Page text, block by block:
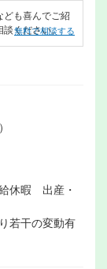
ども喜んでご紹
談ください。
無料で相談する
休暇 出産・
若干の変動有